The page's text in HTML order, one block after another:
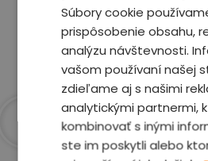
Zobraziť report
Súbory cookie
prispôsobenie obsahu,
analýzu návštevnosti.
vašom používaní našej
zdieľame aj s našimi
analytickými partnermi,
kombinovať s inými
ste im poskytli alebo